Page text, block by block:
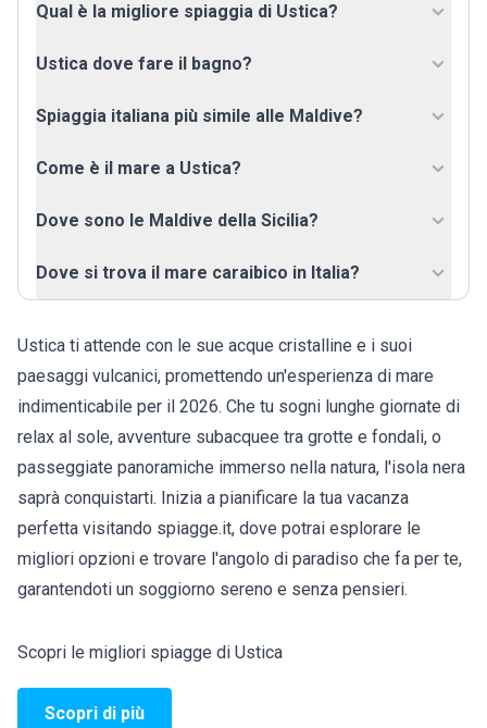
Qual è la migliore spiaggia di Ustica?
Ustica dove fare il bagno?
Spiaggia italiana più simile alle Maldive?
Come è il mare a Ustica?
Dove sono le Maldive della Sicilia?
Dove si trova il mare caraibico in Italia?
Ustica ti attende con le sue acque cristalline e i suoi
paesaggi vulcanici, promettendo un'esperienza di mare
indimenticabile per il 2026. Che tu sogni lunghe giornate di
relax al sole, avventure subacquee tra grotte e fondali, o
passeggiate panoramiche immerso nella natura, l'isola nera
saprà conquistarti. Inizia a pianificare la tua vacanza
perfetta visitando spiagge.it, dove potrai esplorare le
migliori opzioni e trovare l'angolo di paradiso che fa per te,
garantendoti un soggiorno sereno e senza pensieri.
Scopri le migliori spiagge di Ustica
Scopri di più